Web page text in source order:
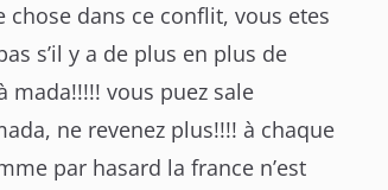
dans ce conflit, vous etes
s’il y a de plus en plus de
vous puez sale
ne revenez plus!!!! à chaque
par hasard la france n’est